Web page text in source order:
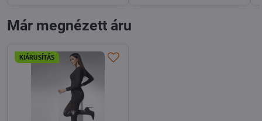
Már megnézett áru
KIÁRUSÍTÁS